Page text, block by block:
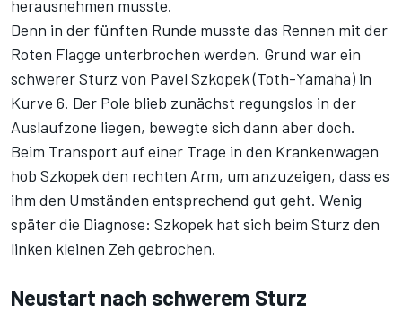
herausnehmen musste.
Denn in der fünften Runde musste das Rennen mit der
Roten Flagge unterbrochen werden. Grund war ein
schwerer Sturz von Pavel Szkopek (Toth-Yamaha) in
Kurve 6. Der Pole blieb zunächst regungslos in der
Auslaufzone liegen, bewegte sich dann aber doch.
Beim Transport auf einer Trage in den Krankenwagen
hob Szkopek den rechten Arm, um anzuzeigen, dass es
ihm den Umständen entsprechend gut geht. Wenig
später die Diagnose: Szkopek hat sich beim Sturz den
linken kleinen Zeh gebrochen.
Neustart nach schwerem Sturz